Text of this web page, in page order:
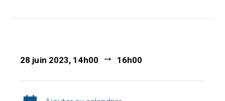
28 juin 2023, 14h00 16h00